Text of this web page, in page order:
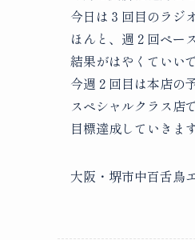
今日は３回目のラジ
ほんと、週２回ペー
結果がはやくていい
今週２回目は本店の
スペシャルクラス店
目標達成していきま
大阪・堺市中百舌鳥